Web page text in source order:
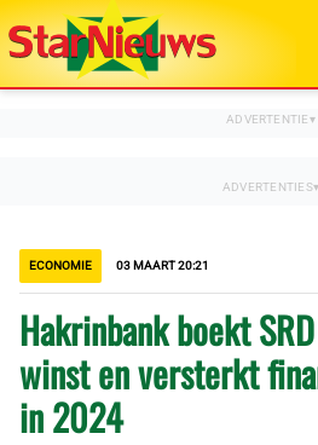
ECONOMIE 03 MAART 20:21
Hakrinbank boekt
winst en versterkt
in 2024